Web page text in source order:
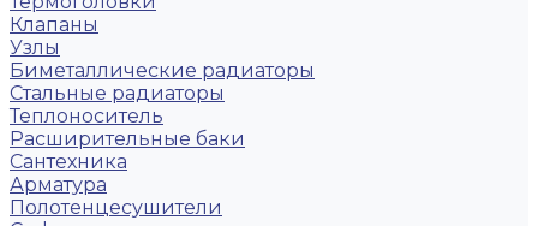
Клапаны
Узлы
Биметаллические радиаторы
Стальные радиаторы
Теплоноситель
Расширительные баки
Сантехника
Арматура
Полотенцесушители